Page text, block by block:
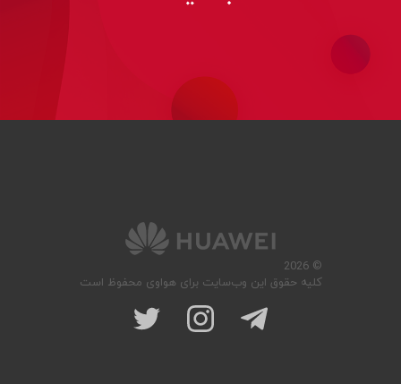
© 2026
کلیه حقوق این وب‌سایت برای هواوی محفوظ است